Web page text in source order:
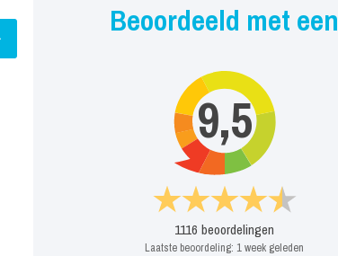
Beoordeeld met een
9,5
1116 beoordelingen
Laatste beoordeling: 1 week geleden
Dora en Diego
Prijs op aanvraag